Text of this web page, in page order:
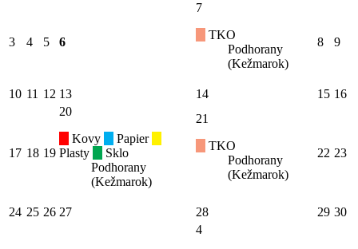
3 4 5 6
7
TKO
Podhorany
(Kežmarok)
8 9
10 11 12 13 14 15 16
17 18 19
20
Kovy
Papier
Plasty
Sklo
Podhorany
(Kežmarok)
21
TKO
Podhorany
(Kežmarok)
22 23
24 25 26 27 28 29 30
4